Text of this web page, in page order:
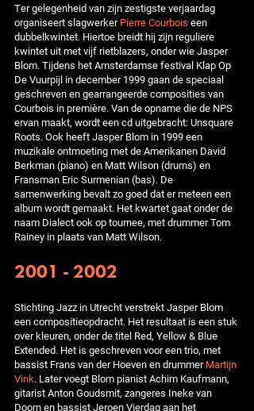
Ter gelegenheid van zijn zestigste verjaardag
organiseert slagwerkerPierre Courbois een
dubbelkwintet. Hiertoe breidt hij zijn reguliere
kwintet uit met vijf rietblazers, onder wie Jasper
Blom. Tijdens het Amsterdamse festival Klap Op
De Vuurpijl in december 1999 gaan de speciaal
geschreven en gearrangeerde composities van
Courbois in première. Van de opname die de NPS
ervan maakt, wordt een cd uitgebracht: Unsquare
Roots. Ook heeft Jasper Blom in 1999 een
muzikale ontmoeting met de Amerikanen David
Berkman (piano) en Matt Wilson (drums) en
Fransman Eric Surmenian (bas). De
samenwerking bevalt zo goed dat er meteen een
album wordt gemaakt. Het kwartet gaat onder de
naam Dialect ook op tournee, met drummer Tom
Rainey in plaats van Matt Wilson.
2001 - 2002
Stichting Jazz in Utrecht verstrekt Jasper Blom
een compositieopdracht. Het resultaat is een stuk
over kleuren, onder de titel Red, Yellow & Blue
Extended. Het is geschreven voor een trio, met
bassist Frans van der Hoeven en drummerMartijn
Vink. Later voegt Blom pianist Achim Kaufmann,
gitarist Anton Goudsmit, zangeres Ineke van
Doorn en bassist Jeroen Vierdag aan het